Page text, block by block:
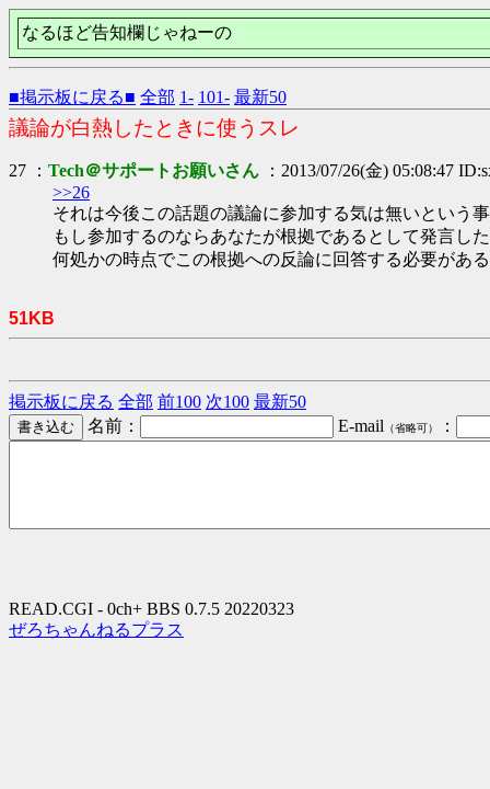
なるほど告知欄じゃねーの
■掲示板に戻る■ 全部 1- 101- 最新50
議論が白熱したときに使うスレ
27 ： Tech＠サポートお願いさん
：2013/07/26(金) 05:08:47
>>26
それは今後この話題の議論に参加する気は無いという
もし参加するのならあなたが根拠であるとして発言し
何処かの時点でこの根拠への反論に回答する必要があ
51KB
掲示板に戻る 全部 前100 次100 最新50
名前：
E-mail （省略可） ：
READ.CGI - 0ch+ BBS 0.7.5 20220323
ぜろちゃんねるプラス